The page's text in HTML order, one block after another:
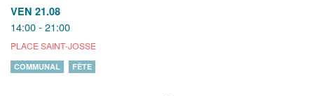
VEN 21.08
14:00 - 21:00
PLACE SAINT-JOSSE
COMMUNAL FÊTE